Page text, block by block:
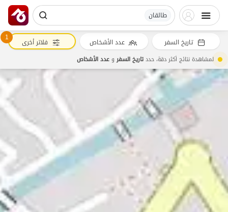
طالقان
تاريخ السفر عدد الأشخاص 1 فلاتر أخرى
لمشاهدة نتائج أكثر دقة، حددتاريخ السفروعدد الأشخاص